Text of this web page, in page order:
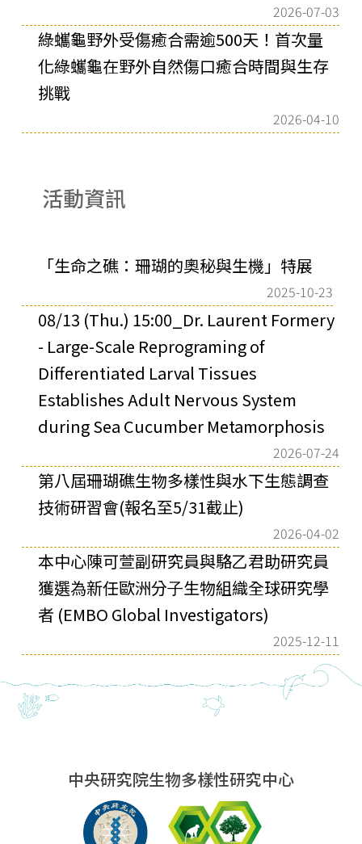
2026-07-03
綠蠵龜野外受傷癒合需逾500天！首次量
化綠蠵龜在野外自然傷口癒合時間與生存
挑戰
2026-04-10
活動資訊
「生命之礁：珊瑚的奧秘與生機」特展
2025-10-23
08/13 (Thu.) 15:00_Dr. Laurent Formery
- Large-Scale Reprograming of
Differentiated Larval Tissues
Establishes Adult Nervous System
during Sea Cucumber Metamorphosis
2026-07-24
第八屆珊瑚礁生物多樣性與水下生態調查
技術研習會(報名至5/31截止)
2026-04-02
本中⼼陳可萱副研究員與駱⼄君助研究員
獲選為新任歐洲分⼦⽣物組織全球研究學
者 (EMBO Global Investigators)
2025-12-11
中央研究院生物多樣性研究中心